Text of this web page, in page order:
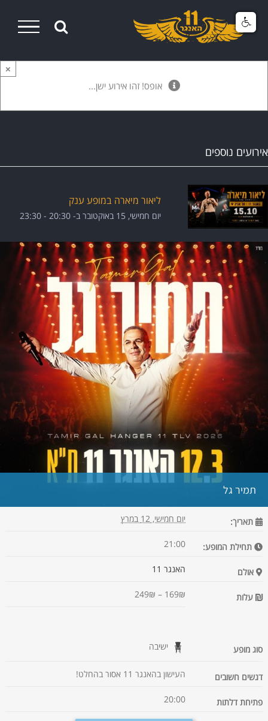
Skip
×
אופס! זהו אירוע ישן...
אירועים נוספים
ליאור מיארה במופע ענק
יום חמישי, 15 באוקטובר ב- 20:30 -
23:30
תמיר גל
תאריך: יום חמישי, 12 במרץ
תחילת המופע: 21:00
אולם האנגר 11
עלות 169₪ – 249₪
סוג מופע ישיבה
דגשים חשובים העישון בהאנגר 11 אסור בהחלט!
פתיחת דלתות 20:00